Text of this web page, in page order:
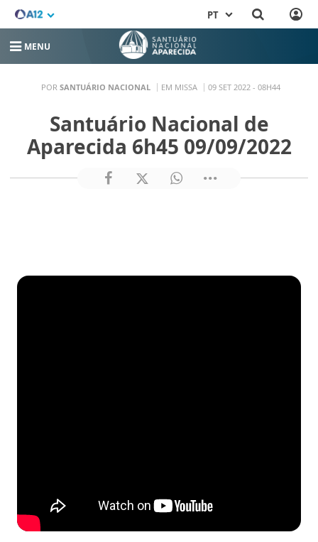
PT
MENU
POR SANTUÁRIO NACIONAL EM MISSA 09 SET 2022 - 08H44
Santuário Nacional de
Aparecida 6h45 09/09/2022